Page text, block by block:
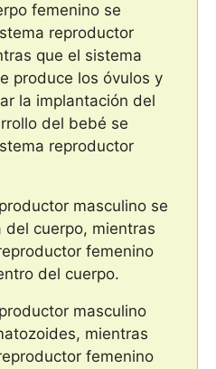
femenino se
reproductor
que el sistema
produce los óvulos y
la implantación del
del bebé se
reproductor
masculino se
del cuerpo, mientras
femenino
del cuerpo.
masculino
mientras
femenino